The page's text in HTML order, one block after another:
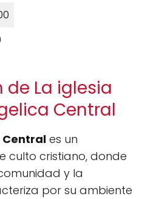
La iglesia
Central
Centrales un
culto cristiano, donde
y la
por su ambiente